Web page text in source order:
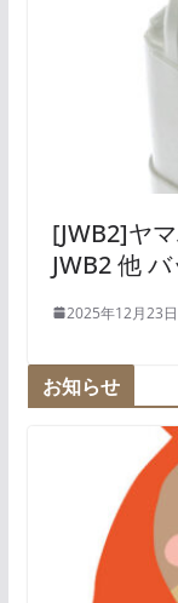
[JWB2]ヤ
JWB2 他
2025年12月23日
お知らせ